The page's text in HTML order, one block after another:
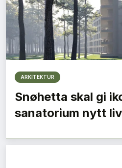
ARKITEKTUR
Snøhetta skal gi
sanatorium nytt liv